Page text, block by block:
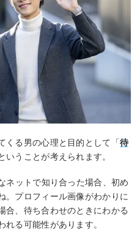
くる男の心理と目的として「待
いうことが考えられます。
ネットで知り合った場合、初め
。プロフィール画像がわかりに
合、待ち合わせのときにわかる
れる可能性があります。